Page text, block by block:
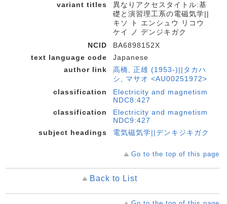
variant titles
異なりアクセスタイトル:基
礎と演習理工系の電磁気学||
キソ ト エンシュウ リコウ
ケイ ノ デンジキガク
NCID
BA6898152X
text language code
Japanese
author link
高橋, 正雄 (1953-)||タカハ
シ, マサオ <AU00251972>
classification
Electricity and magnetism
NDC8:427
classification
Electricity and magnetism
NDC9:427
subject headings
電気磁気学||デンキジキガク
Go to the top of this page
Back to List